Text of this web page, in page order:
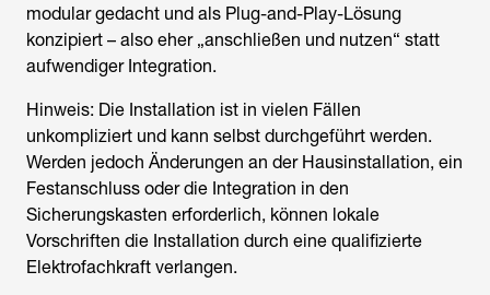
modular gedacht und als Plug-and-Play-Lösung
konzipiert – also eher „anschließen und nutzen“ statt
aufwendiger Integration.
Hinweis: Die Installation ist in vielen Fällen
unkompliziert und kann selbst durchgeführt werden.
Werden jedoch Änderungen an der Hausinstallation, ein
Festanschluss oder die Integration in den
Sicherungskasten erforderlich, können lokale
Vorschriften die Installation durch eine qualifizierte
Elektrofachkraft verlangen.